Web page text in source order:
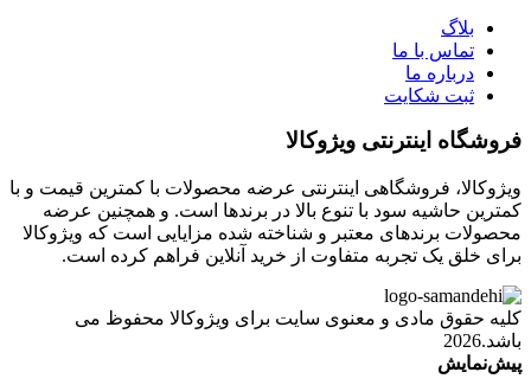
بلاگ
تماس با ما
درباره ما
ثبت شکایت
فروشگاه اینترنتی ویژوکالا
ویژوکالا، فروشگاهی اینترنتی عرضه محصولات با کمترین قیمت و با
کمترین حاشیه سود با تنوع بالا در برندها است. و همچنین عرضه
محصولات برندهای معتبر و شناخته شده مزایایی است که ویژوکالا
برای خلق یک تجربه متفاوت از خرید آنلاین فراهم کرده است.
کلیه حقوق مادی و معنوی سایت برای ویژوکالا محفوظ می
باشد.2026
پیش‌نمایش